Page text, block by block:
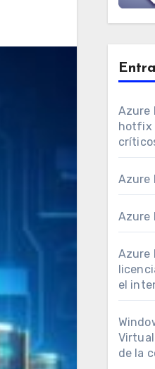
Azure
hotfix
Azure
Azure
Azure
el
de la